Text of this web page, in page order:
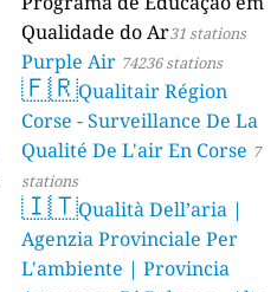
Qualidade do Ar31 stations
Purple Air 74236 stations
🇫🇷Qualitair Région
Corse - Surveillance De La
Qualité De L'air En Corse 7
stations
🇮🇹Qualità Dell’aria |
Agenzia Provinciale Per
L'ambiente | Provincia